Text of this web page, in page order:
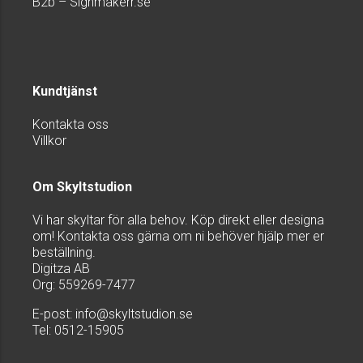
Kundtjänst
Kontakta oss
Villkor
Om Skyltstudion
Vi har skyltar för alla behov. Köp direkt eller designa
om! Kontakta oss gärna om ni behöver hjälp mer er
beställning.
Digitza AB
Org: 559269-7477
E-post: info@skyltstudion.se
Tel: 0512-15905